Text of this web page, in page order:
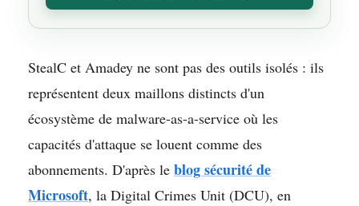
StealC et Amadey ne sont pas des outils isolés : ils
représentent deux maillons distincts d'un
écosystème de malware-as-a-service où les
capacités d'attaque se louent comme des
abonnements. D'après le blog sécurité de
Microsoft, la Digital Crimes Unit (DCU), en